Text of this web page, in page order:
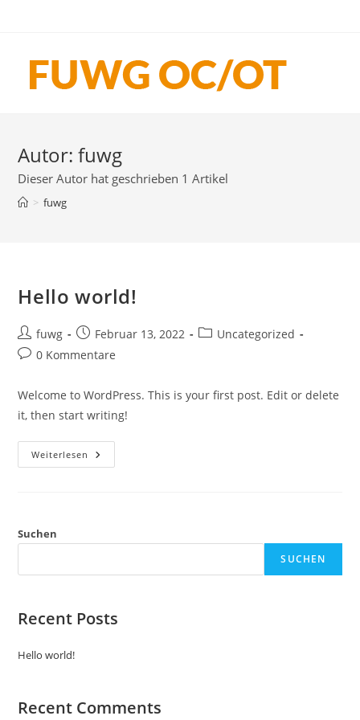
Autor:fuwg
Dieser Autor hat geschrieben 1 Artikel
> fuwg
Hello world!
Beitrags-
Autor:
fuwg
Beitrag
veröffentlicht:
Februar 13, 2022
Beitrags-
Uncategorized
Beitrags-
0 Kommentare
Welcome to WordPress. This is your first post. Edit or delete
it, then start writing!
Weiterlesen Hello
World!
Suchen
SUCHEN
Recent Posts
Hello world!
Recent Comments